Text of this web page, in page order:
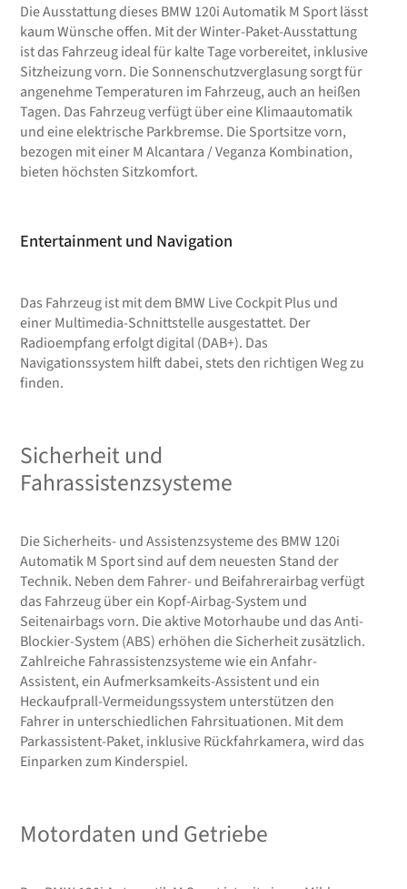
Die Ausstattung dieses BMW 120i Automatik M Sport lässt
kaum Wünsche offen. Mit der Winter-Paket-Ausstattung
ist das Fahrzeug ideal für kalte Tage vorbereitet, inklusive
Sitzheizung vorn. Die Sonnenschutzverglasung sorgt für
angenehme Temperaturen im Fahrzeug, auch an heißen
Tagen. Das Fahrzeug verfügt über eine Klimaautomatik
und eine elektrische Parkbremse. Die Sportsitze vorn,
bezogen mit einer M Alcantara / Veganza Kombination,
bieten höchsten Sitzkomfort.
Entertainment und Navigation
Das Fahrzeug ist mit dem BMW Live Cockpit Plus und
einer Multimedia-Schnittstelle ausgestattet. Der
Radioempfang erfolgt digital (DAB+). Das
Navigationssystem hilft dabei, stets den richtigen Weg zu
finden.
Sicherheit und
Fahrassistenzsysteme
Die Sicherheits- und Assistenzsysteme des BMW 120i
Automatik M Sport sind auf dem neuesten Stand der
Technik. Neben dem Fahrer- und Beifahrerairbag verfügt
das Fahrzeug über ein Kopf-Airbag-System und
Seitenairbags vorn. Die aktive Motorhaube und das Anti-
Blockier-System (ABS) erhöhen die Sicherheit zusätzlich.
Zahlreiche Fahrassistenzsysteme wie ein Anfahr-
Assistent, ein Aufmerksamkeits-Assistent und ein
Heckaufprall-Vermeidungssystem unterstützen den
Fahrer in unterschiedlichen Fahrsituationen. Mit dem
Parkassistent-Paket, inklusive Rückfahrkamera, wird das
Einparken zum Kinderspiel.
Motordaten und Getriebe